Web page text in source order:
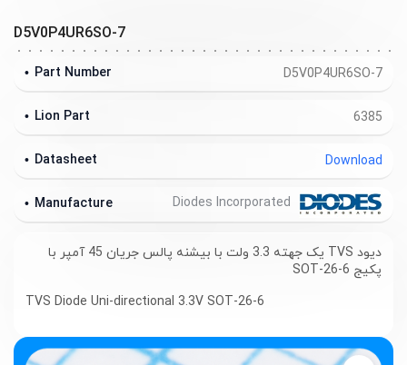
D5V0P4UR6SO-7
D5V0P4UR6SO-7
Part Number
6385
Lion Part
Download
Datasheet
Manufacture
دیود TVS یک جهته 3.3 ولت با بیشنه پالس جریان 45 آمپر با
پکیج SOT-26-6
TVS Diode Uni-directional 3.3V SOT-26-6